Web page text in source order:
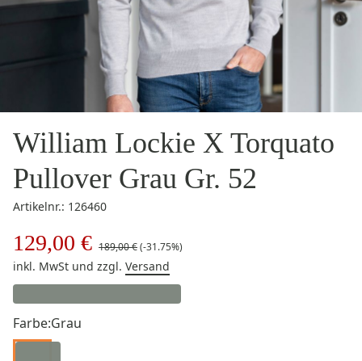
William Lockie X Torquato
Pullover Grau Gr. 52
Artikelnr.: 126460
129,00 € 189,00 €(-31.75%)
inkl. MwSt und zzgl. Versand
Farbe:Grau